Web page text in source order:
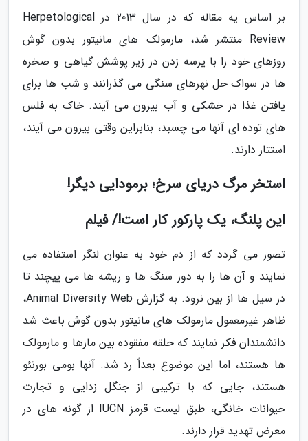
بر اساس یه مقاله که در سال 2013 در Herpetological
Review منتشر شد، مارمولک های مانیتور بدون گوش
روزهای خود را با پرسه زدن در زیر پوشش گیاهی و صخره
ها در سواک حل نهرهای سنگی می گذرانند و شب ها برای
یافتن غذا در خشکی و آب بیرون می آیند. خاک به فلس
های توده ای آنها می چسبد، بنابراین وقتی بیرون می آیند،
استتار دارند.
استخر مرگ دریای سرخ؛ برمودایی دیگر!
این پلنگ، یک پارکور کار است!/ فیلم
تصور می گردد که از دم خود به عنوان لنگر استفاده می
نمایند و آن ها را به دور سنگ ها و ریشه ها می پیچند تا
در سیل ها از بین نرود. به گزارش Animal Diversity Web،
ظاهر غیرمعمول مارمولک های مانیتور بدون گوش باعث شد
دانشمندان فکر نمایند که حلقه مفقوده بین مارها و مارمولک
ها هستند، اما این موضوع بعداً رد شد. آنها بومی بورنئو
هستند، جایی که با ترکیبی از جنگل زدایی و تجارت
حیوانات خانگی، طبق لیست قرمز IUCN از گونه های در
معرض تهدید قرار دارند.